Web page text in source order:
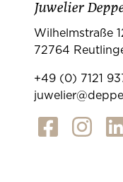
Juwelier
Wilhelmstraße
72764
+49 (0) 7121